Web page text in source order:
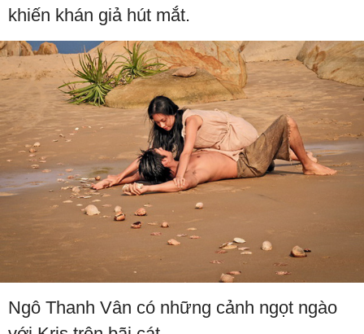
khiến khán giả hút mắt.
Ngô Thanh Vân có những cảnh ngọt ngào